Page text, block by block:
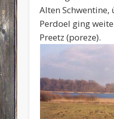
Alten
Perdoel ging
Preetz (poreze).